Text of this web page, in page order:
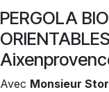
PERGOLA
Avec Monsieur